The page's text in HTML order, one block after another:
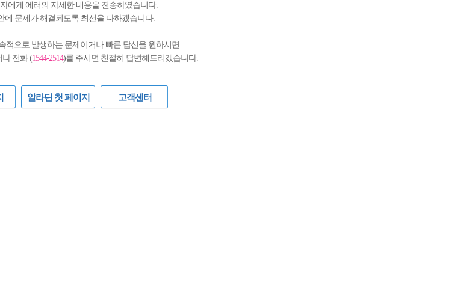
에게 에러의 자세한 내용을 전송하였습니다.
에 문제가 해결되도록 최선을 다하겠습니다.
적으로 발생하는 문제이거나 빠른 답신을 원하시면
나 전화 (1544-2514)를 주시면 친절히 답변해드리겠습니다.
알라딘 첫 페이지 고객센터